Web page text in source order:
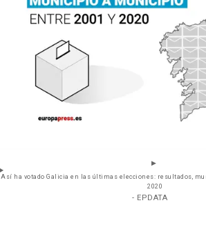
Así ha votado Galicia en las últimas elecciones: resultados,
2020
- EPDATA